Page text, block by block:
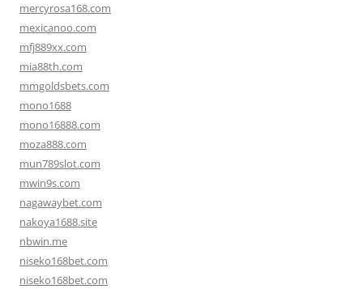
mercyrosa168.com
mexicanoo.com
mfj889xx.com
mia88th.com
mmgoldsbets.com
mono1688
mono16888.com
moza888.com
mun789slot.com
mwin9s.com
nagawaybet.com
nakoya1688.site
nbwin.me
niseko168bet.com
niseko168bet.com